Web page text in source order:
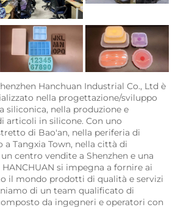
Hanchuan Industrial Co., Ltd è
nella progettazione/sviluppo
siliconica, nella produzione e
articoli in silicone. Con uno
di Bao'an, nella periferia di
a Tangxia Town, nella città di
centro vendite a Shenzhen e una
si impegna a fornire ai
il mondo prodotti di qualità e servizi
di un team qualificato di
da ingegneri e operatori con